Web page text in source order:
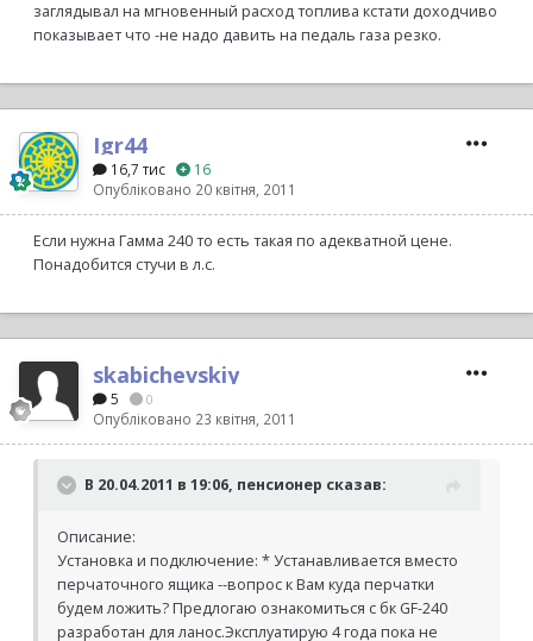
заглядывал на мгновенный расход топлива кстати доходчиво
показывает что -не надо давить на педаль газа резко.
Igr44
16,7 тис
16
Опубліковано 20 квітня, 2011
Если нужна Гамма 240 то есть такая по адекватной цене.
Понадобится стучи в л.с.
skabichevskiy
5 0
Опубліковано 23 квітня, 2011
В 20.04.2011 в 19:06, пенсионер сказав:
Описание:
Установка и подключение: * Устанавливается вместо
перчаточного ящика --вопрос к Вам куда перчатки
будем ложить? Предлогаю ознакомиться с бк GF-240
разработан для ланос.Эксплуатирую 4 года пока не